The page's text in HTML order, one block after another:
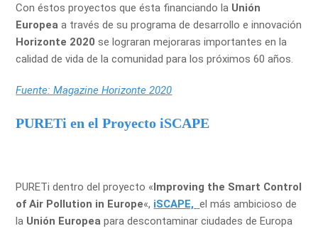
Con éstos proyectos que ésta financiando la Unión
Europea a través de su programa de desarrollo e innovación
Horizonte 2020 se lograran mejoraras importantes en la
calidad de vida de la comunidad para los próximos 60 años.
Fuente: Magazine Horizonte 2020
PURETi en el Proyecto iSCAPE
PURETi dentro del proyecto «Improving the Smart Control
of Air Pollution in Europe«, iSCAPE, el más ambicioso de
la Unión Europea para descontaminar ciudades de Europa